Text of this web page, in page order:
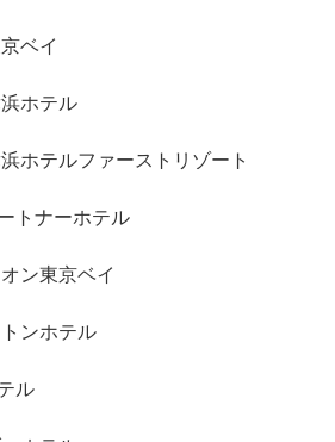
ベイ
ホテル
ホテルファーストリゾート
トナーホテル
ン東京ベイ
ンホテル
ル